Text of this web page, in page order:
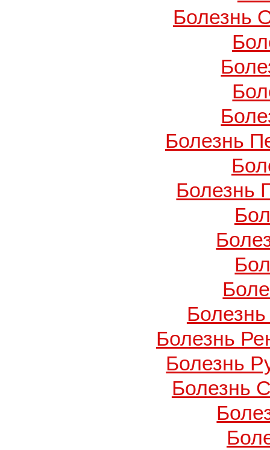
Болезнь
Болезнь
Болезнь
Болезнь
Болезнь
Болезнь